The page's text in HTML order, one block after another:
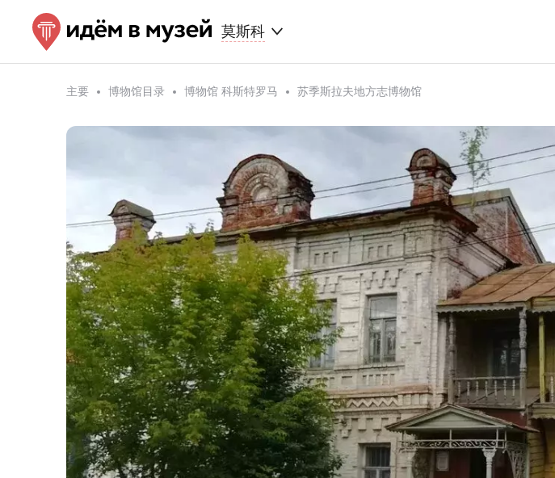
莫斯科
主要 博物馆目录 博物馆 科斯特罗马 苏季斯拉夫地方志博物馆